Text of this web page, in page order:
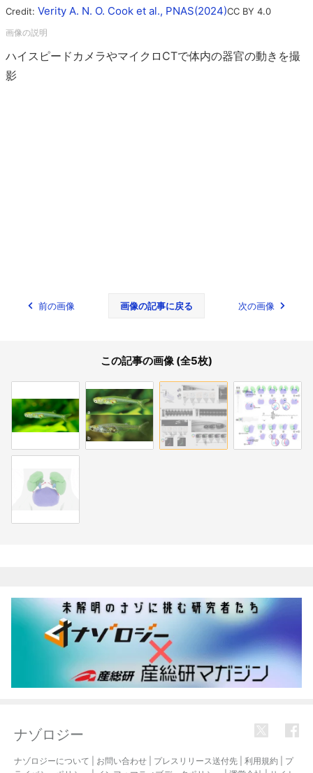
Credit: Verity A. N. O. Cook et al., PNAS(2024)CC BY 4.0
ハイスピードカメラやマイクロCTで体内の器官の動きを撮
影
前の画像 画像の記事に戻る 次の画像
この記事の画像 (全5枚)
ナゾロジー
ナゾロジーについて お問い合わせ プレスリリース送付先 利用規約
プ